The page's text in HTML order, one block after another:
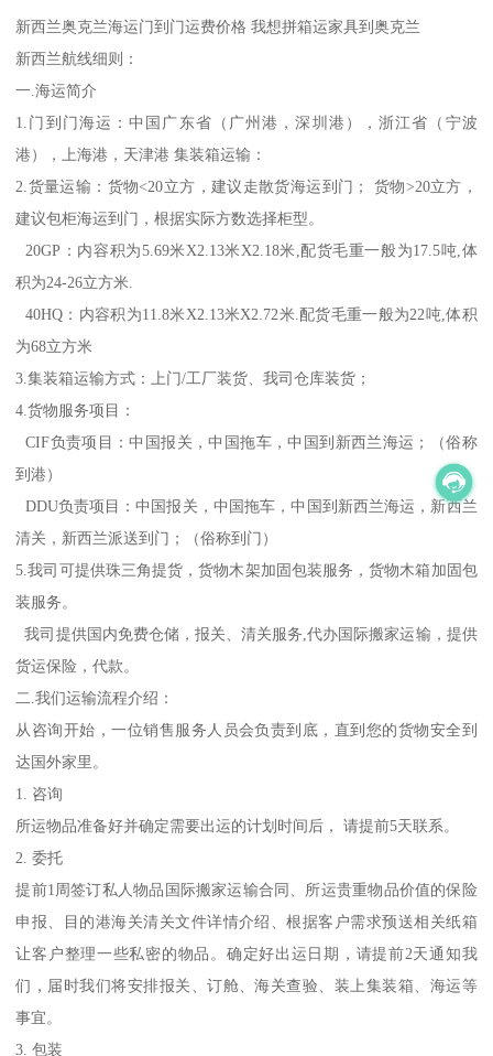
新西兰奥克兰海运门到门运费价格 我想拼箱运家具到奥克兰
新西兰航线细则：
一.海运简介
1.门到门海运：中国广东省（广州港，深圳港），浙江省（宁波
港），上海港，天津港 集装箱运输：
2.货量运输：货物<20立方，建议走散货海运到门； 货物>20立方，
建议包柜海运到门，根据实际方数选择柜型。
20GP：内容积为5.69米X2.13米X2.18米,配货毛重一般为17.5吨,体
积为24-26立方米.
40HQ：内容积为11.8米X2.13米X2.72米.配货毛重一般为22吨,体积
为68立方米
3.集装箱运输方式：上门/工厂装货、我司仓库装货；
4.货物服务项目：
CIF负责项目：中国报关，中国拖车，中国到新西兰海运；（俗称
到港）
DDU负责项目：中国报关，中国拖车，中国到新西兰海运，新西兰
清关，新西兰派送到门；（俗称到门）
5.我司可提供珠三角提货，货物木架加固包装服务，货物木箱加固包
装服务。
我司提供国内免费仓储，报关、清关服务,代办国际搬家运输，提供
货运保险，代款。
二.我们运输流程介绍：
从咨询开始，一位销售服务人员会负责到底，直到您的货物安全到
达国外家里。
1. 咨询
所运物品准备好并确定需要出运的计划时间后， 请提前5天联系。
2. 委托
提前1周签订私人物品国际搬家运输合同、所运贵重物品价值的保险
申报、目的港海关清关文件详情介绍、根据客户需求预送相关纸箱
让客户整理一些私密的物品。确定好出运日期，请提前2天通知我
们，届时我们将安排报关、订舱、海关查验、装上集装箱、海运等
事宜。
3. 包装